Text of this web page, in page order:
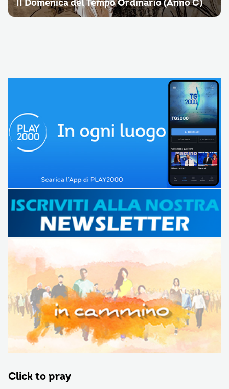
II Domenica del Tempo Ordinario (Anno C)
Click to pray